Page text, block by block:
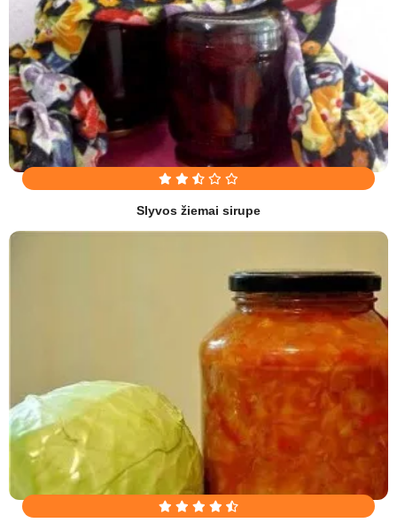
Slyvos žiemai sirupe